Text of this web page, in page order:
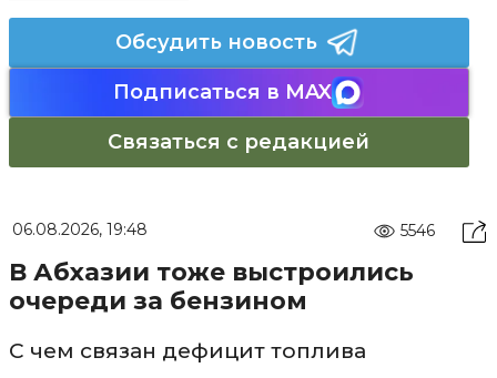
Обсудить новость
Подписаться в MAX
Связаться с редакцией
06.08.2026, 19:48 5546
В Абхазии тоже выстроились
очереди за бензином
С чем связан дефицит топлива